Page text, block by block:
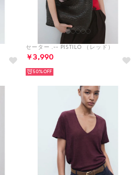
セーター .-- PISTILO （レッド）
￥3,990
50%